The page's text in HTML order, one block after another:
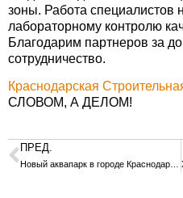
зоны. Работа специалистов
лабораторному контролю
Благодарим партнеров за
сотрудничество.
Краснодарская
СЛОВОМ, А ДЕЛОМ!
ПРЕД.